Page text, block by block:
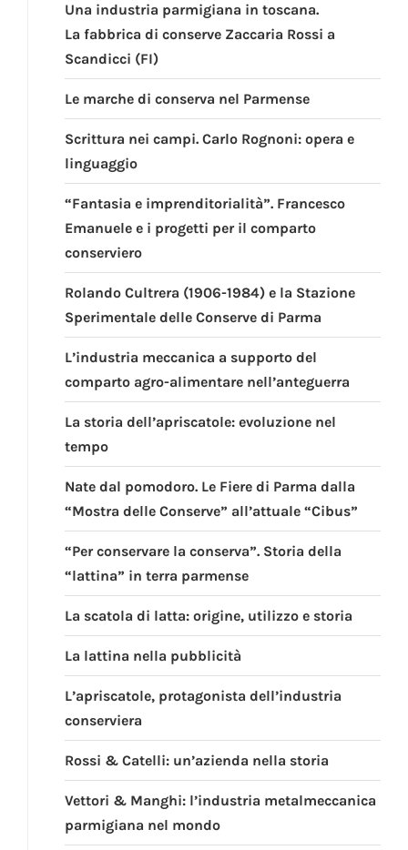
Una industria parmigiana in toscana.
La fabbrica di conserve Zaccaria Rossi a
Scandicci (FI)
Le marche di conserva nel Parmense
Scrittura nei campi. Carlo Rognoni: opera e
linguaggio
“Fantasia e imprenditorialità”. Francesco
Emanuele e i progetti per il comparto
conserviero
Rolando Cultrera (1906-1984) e la Stazione
Sperimentale delle Conserve di Parma
L’industria meccanica a supporto del
comparto agro-alimentare nell’anteguerra
La storia dell’apriscatole: evoluzione nel
tempo
Nate dal pomodoro. Le Fiere di Parma dalla
“Mostra delle Conserve” all’attuale “Cibus”
“Per conservare la conserva”. Storia della
“lattina” in terra parmense
La scatola di latta: origine, utilizzo e storia
La lattina nella pubblicità
L’apriscatole, protagonista dell’industria
conserviera
Rossi & Catelli: un’azienda nella storia
Vettori & Manghi: l’industria metalmeccanica
parmigiana nel mondo